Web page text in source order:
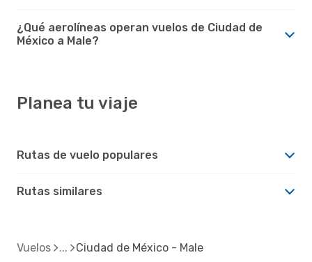
¿Qué aerolíneas operan vuelos de Ciudad de
México a Male?
Planea tu viaje
Rutas de vuelo populares
Rutas similares
Vuelos Ciudad de México - Male